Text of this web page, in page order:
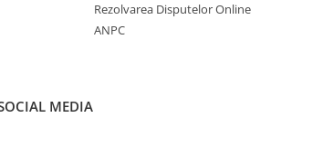
Rezolvarea Disputelor Online
ANPC
MEDIA